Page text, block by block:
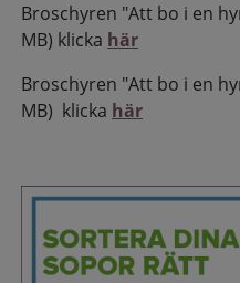
Broschyren "Att bo i en
MB) klicka här
Broschyren "Att bo i en
MB) klicka här